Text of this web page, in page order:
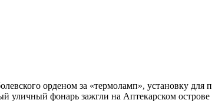
орденом за «термоламп», установку для
фонарь зажгли на Аптекарском острове